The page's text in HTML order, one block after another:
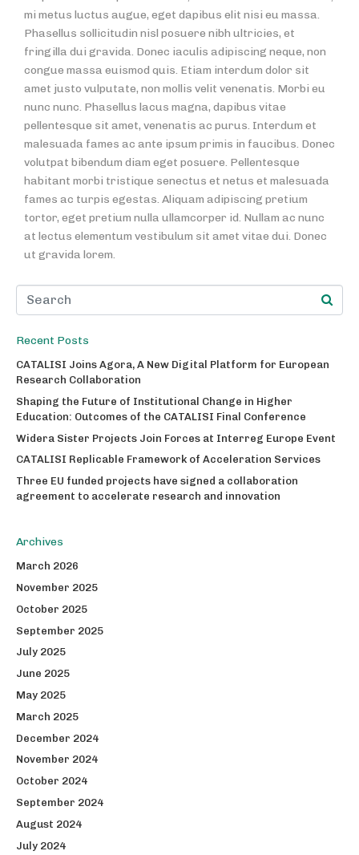
mi metus luctus augue, eget dapibus elit nisi eu massa.
Phasellus sollicitudin nisl posuere nibh ultricies, et
fringilla dui gravida. Donec iaculis adipiscing neque, non
congue massa euismod quis. Etiam interdum dolor sit
amet justo vulputate, non mollis velit venenatis. Morbi eu
nunc nunc. Phasellus lacus magna, dapibus vitae
pellentesque sit amet, venenatis ac purus. Interdum et
malesuada fames ac ante ipsum primis in faucibus. Donec
volutpat bibendum diam eget posuere. Pellentesque
habitant morbi tristique senectus et netus et malesuada
fames ac turpis egestas. Aliquam adipiscing pretium
tortor, eget pretium nulla ullamcorper id. Nullam ac nunc
at lectus elementum vestibulum sit amet vitae dui. Donec
ut gravida lorem.
Recent Posts
CATALISI Joins Agora, A New Digital Platform for European
Research Collaboration
Shaping the Future of Institutional Change in Higher
Education: Outcomes of the CATALISI Final Conference
Widera Sister Projects Join Forces at Interreg Europe Event
CATALISI Replicable Framework of Acceleration Services
Three EU funded projects have signed a collaboration
agreement to accelerate research and innovation
Archives
March 2026
November 2025
October 2025
September 2025
July 2025
June 2025
May 2025
March 2025
December 2024
November 2024
October 2024
September 2024
August 2024
July 2024